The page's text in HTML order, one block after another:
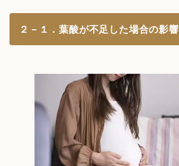
２－１．葉酸が不足した場合の影響